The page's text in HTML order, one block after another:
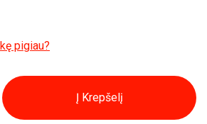
pigiau?
Į Krepšelį